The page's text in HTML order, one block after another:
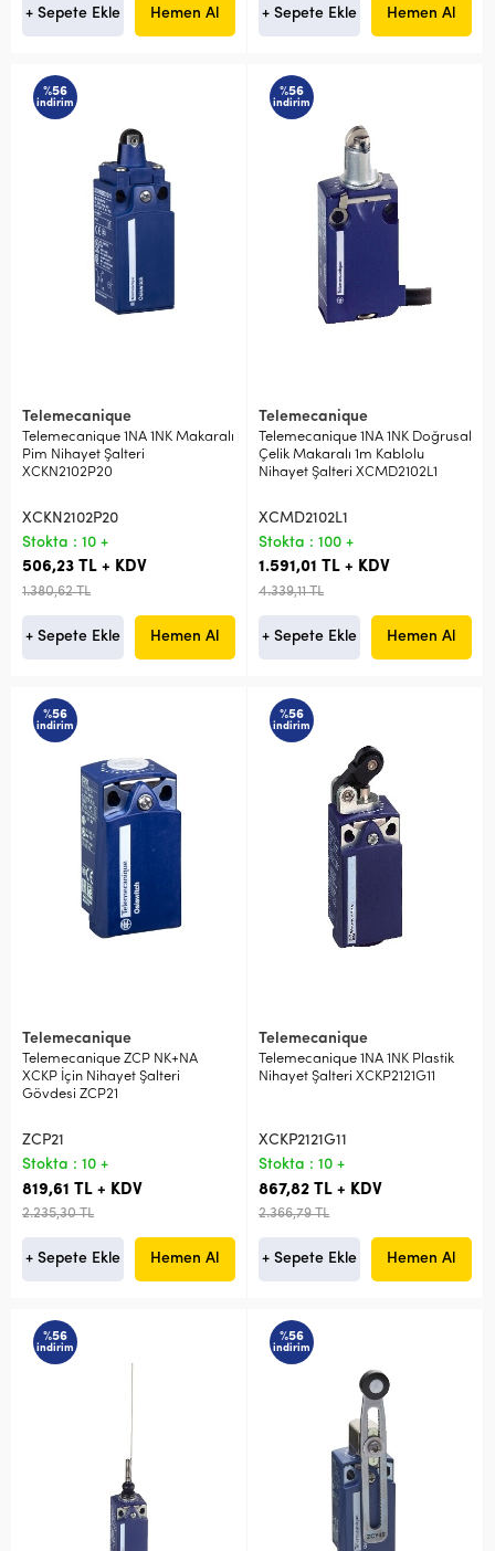
+ Sepete Ekle Hemen Al + Sepete Ekle Hemen Al
%56
indirim
Telemecanique
Telemecanique 1NA 1NK Makaralı
Pim Nihayet Şalteri
XCKN2102P20
XCKN2102P20
Stokta : 10 +
506,23 TL + KDV
1.380,62 TL
+ Sepete Ekle Hemen Al
%56
indirim
Telemecanique
Telemecanique 1NA 1NK Doğrusal
Çelik Makaralı 1m Kablolu
Nihayet Şalteri XCMD2102L1
XCMD2102L1
Stokta : 100 +
1.591,01 TL + KDV
4.339,11 TL
+ Sepete Ekle Hemen Al
%56
indirim
Telemecanique
Telemecanique ZCP NK+NA
XCKP İçin Nihayet Şalteri
Gövdesi ZCP21
ZCP21
Stokta : 10 +
819,61 TL + KDV
2.235,30 TL
+ Sepete Ekle Hemen Al
%56
indirim
Telemecanique
Telemecanique 1NA 1NK Plastik
Nihayet Şalteri XCKP2121G11
XCKP2121G11
Stokta : 10 +
867,82 TL + KDV
2.366,79 TL
+ Sepete Ekle Hemen Al
%56
indirim
%56
indirim